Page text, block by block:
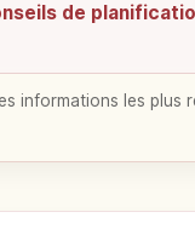
de
informations les plus